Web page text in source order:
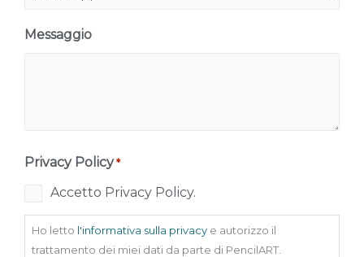
Messaggio
Privacy Policy *
Accetto Privacy Policy.
Ho letto l'informativa sulla privacy e autorizzo il
trattamento dei miei dati da parte di PencilART.